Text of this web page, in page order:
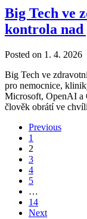
Big Tech ve
kontrola nad
Posted on 1. 4. 2026
Big Tech ve
pro nemocnice,
Microsoft, OpenAI a
člověk obrátí ve
Previous
1
2
3
4
5
…
14
Next